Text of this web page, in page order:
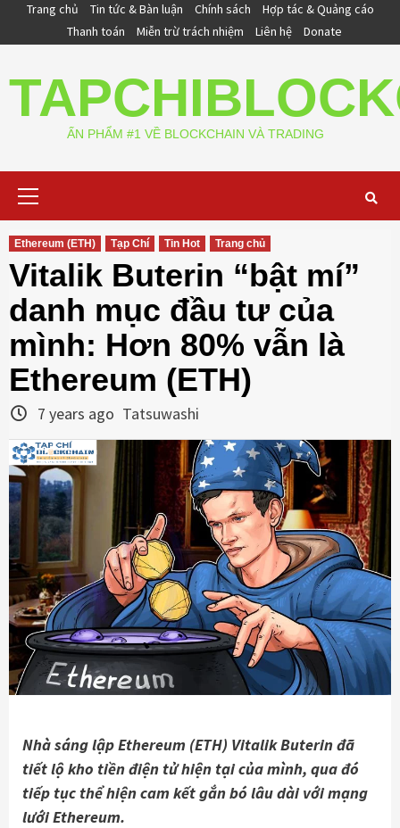
Trang chủ Tin tức & Bàn luận Chính sách
Hợp tác & Quảng cáo
Thanh toán
Miễn trừ trách nhiệm Liên hệ Donate
ẤN PHẨM #1 VỀ BLOCKCHAIN VÀ TRADING
Ethereum (ETH) Tạp Chí Tin Hot Trang chủ
Vitalik Buterin “bật mí”
danh mục đầu tư của
mình: Hơn 80% vẫn là
Ethereum (ETH)
7 years ago Tatsuwashi
Nhà sáng lập Ethereum (ETH) Vitalik Buterin đã
tiết lộ kho tiền điện tử hiện tại của mình, qua đó
tiếp tục thể hiện cam kết gắn bó lâu dài với mạng
lưới Ethereum.